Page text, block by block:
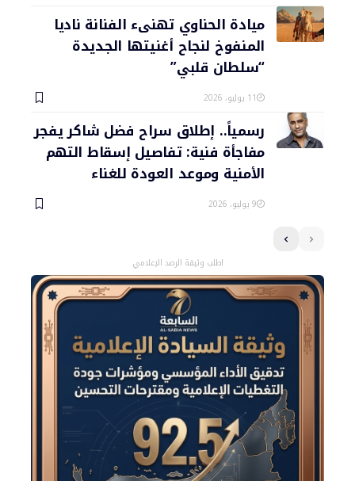
ميادة الحناوي تهنىء الفنانة ناديا
المنفوخ لنجاح أغنيتها الجديدة
“سلطان قلبي”
11 يوليو، 2026
رسمياً.. إطلاق سراح فضل شاكر يفجر
مفاجأة فنية: تفاصيل إسقاط التهم
الأمنية وموعد العودة للغناء
9 يوليو، 2026
اطلب وثيقة الرصد الإعلامي